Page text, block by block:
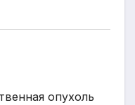
опухоль